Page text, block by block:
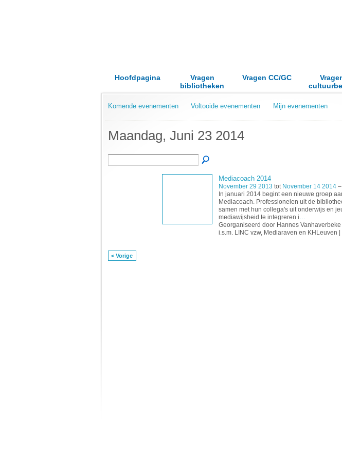
Hoofdpagina
Vragen
bibliotheken
Vragen CC/GC
Komende evenementen Voltooide evenementen Mijn evenementen
Maandag, Juni 23 2014
Mediacoach 2014
November 29 2013 tot November 14 2014–
In januari 2014 begint een nieuwe groep
Mediacoach. Professionelen uit de
samen met hun collega's uit onderwijs en
mediawijsheid te integreren i…
Georganiseerd door Hannes
i.s.m. LINC vzw, Mediaraven en KHLeuven |
< Vorige